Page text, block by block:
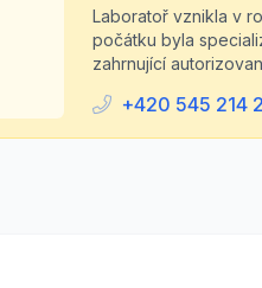
Laboratoř vznikla v
počátku byla
zahrnující
+420 545 214